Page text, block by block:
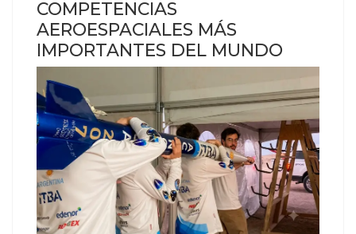
COMPETENCIAS
AEROESPACIALES MÁS
IMPORTANTES DEL MUNDO